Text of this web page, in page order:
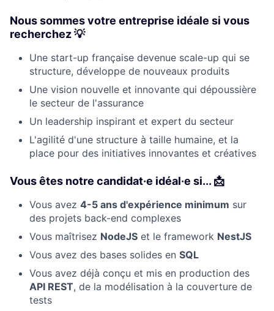
Nous sommes votre entreprise idéale si vous
recherchez 💡
Une start-up française devenue scale-up qui se
structure, développe de nouveaux produits
Une vision nouvelle et innovante qui dépoussière
le secteur de l'assurance
Un leadership inspirant et expert du secteur
L'agilité d'une structure à taille humaine, et la
place pour des initiatives innovantes et créatives
Vous êtes notre candidat·e idéal·e si... 📩
Vous avez 4-5 ans d'expérience minimum sur
des projets back-end complexes
Vous maîtrisez NodeJS et le framework NestJS
Vous avez des bases solides en SQL
Vous avez déjà conçu et mis en production des
API REST, de la modélisation à la couverture de
tests